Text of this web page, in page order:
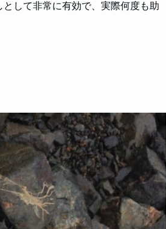
して非常に有効で、実際何度も助